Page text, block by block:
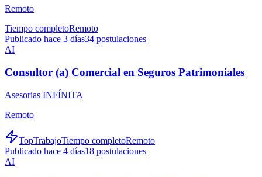
Remoto
Tiempo completoRemoto
Publicado hace 3 días34 postulaciones
AI
Consultor (a) Comercial en Seguros Patrimoniales
Asesorias INFÍNITA
Remoto
TopTrabajoTiempo completoRemoto
Publicado hace 4 días18 postulaciones
AI